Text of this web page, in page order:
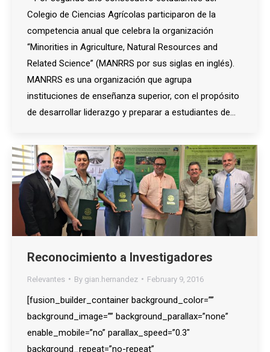
Colegio de Ciencias Agrícolas participaron de la
competencia anual que celebra la organización
“Minorities in Agriculture, Natural Resources and
Related Science” (MANRRS por sus siglas en inglés).
MANRRS es una organización que agrupa
instituciones de enseñanza superior, con el propósito
de desarrollar liderazgo y preparar a estudiantes de…
Reconocimiento a Investigadores
Relevantes By gian.hernandez February 9, 2016
[fusion_builder_container background_color=””
background_image=”” background_parallax=”none”
enable_mobile=”no” parallax_speed=”0.3″
background_repeat=”no-repeat”